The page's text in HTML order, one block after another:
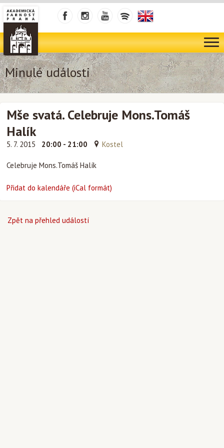
Minulé události
Mše svatá. Celebruje Mons.Tomáš
Halík
5. 7. 2015 20:00 - 21:00 Kostel
Celebruje Mons.Tomáš Halík
Přidat do kalendáře (iCal formát)
Zpět na přehled událostí